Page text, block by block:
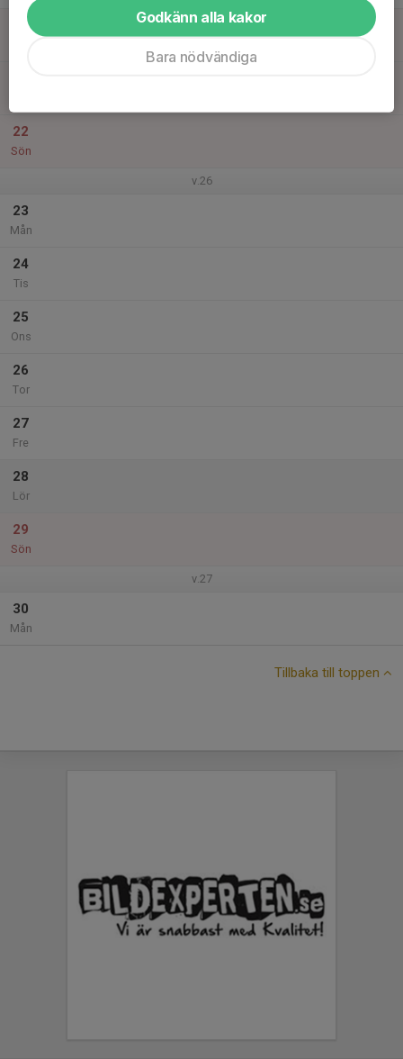
20
22
Sön
v.26
23
Mån
24
Tis
25
Ons
26
Tor
27
Fre
28
Lör
29
Sön
v.27
30
Mån
Tillbaka till toppen
Godkänn alla kakor
Bara nödvändiga